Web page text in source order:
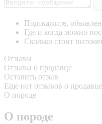
Подскажите,
Где и когда можно
Сколько стоит
Отзывы
Отзывы о продавце
Оставить отзыв
Еще нет отзывов о
О породе
О породе